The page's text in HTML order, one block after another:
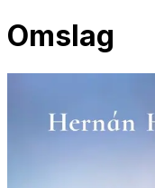
Omslag